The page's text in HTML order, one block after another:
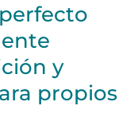
y
propios